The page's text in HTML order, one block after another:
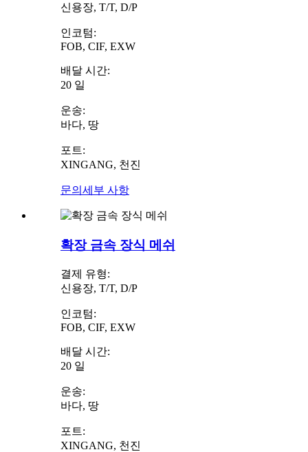
신용장, T/T, D/P
인코텀:
FOB, CIF, EXW
배달 시간:
20 일
운송:
바다, 땅
포트:
XINGANG, 천진
문의 세부 사항
확장 금속 장식 메쉬
결제 유형:
신용장, T/T, D/P
인코텀:
FOB, CIF, EXW
배달 시간:
20 일
운송:
바다, 땅
포트:
XINGANG, 천진